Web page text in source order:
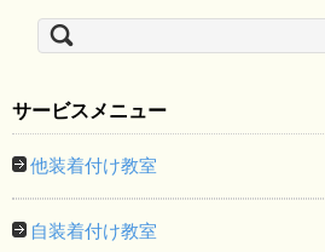
索:
サービスメニュー
他装着付け教室
自装着付け教室